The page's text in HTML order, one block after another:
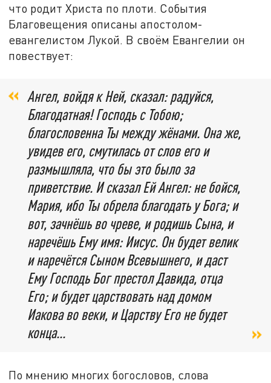
что родит Христа по плоти. События
Благовещения описаны апостолом-
евангелистом Лукой. В своём Евангелии он
повествует:
Ангел, войдя к Ней, сказал: радуйся,
Благодатная! Господь с Тобою;
благословенна Ты между жёнами. Она же,
увидев его, смутилась от слов его и
размышляла, что бы это было за
приветствие. И сказал Ей Ангел: не бойся,
Мария, ибо Ты обрела благодать у Бога; и
вот, зачнёшь во чреве, и родишь Сына, и
наречёшь Ему имя: Иисус. Он будет велик
и наречётся Сыном Всевышнего, и даст
Ему Господь Бог престол Давида, отца
Его; и будет царствовать над домом
Иакова во веки, и Царству Его не будет
конца...
По мнению многих богословов, слова